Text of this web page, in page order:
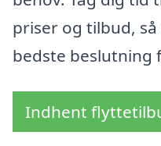
priser og tilbud,
bedste beslutning
Indhent